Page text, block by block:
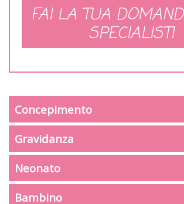
FAI LA TUA
SPECIALISTI
Concepimento
Gravidanza
Neonato
Bambino